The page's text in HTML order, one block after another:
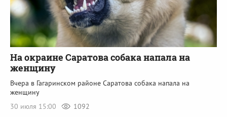
На окраине Саратова собака напала на
женщину
Вчера в Гагаринском районе Саратова собака напала на
женщину
30 июля 15:00
1092